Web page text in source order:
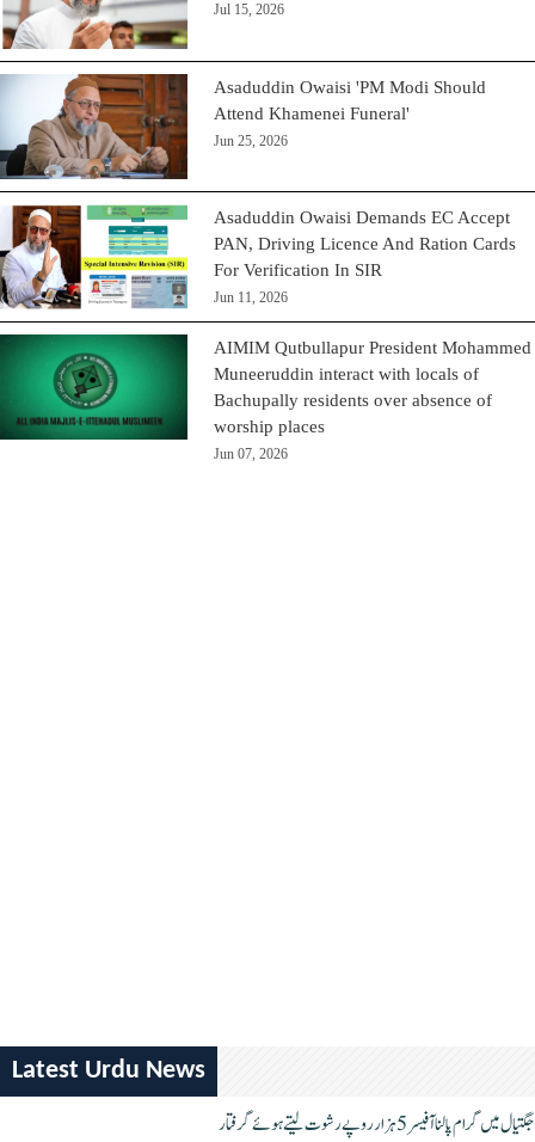
Jul 15, 2026
Asaduddin Owaisi 'PM Modi Should
Attend Khamenei Funeral'
Jun 25, 2026
Asaduddin Owaisi Demands EC Accept
PAN, Driving Licence And Ration Cards
For Verification In SIR
Jun 11, 2026
AIMIM Qutbullapur President Mohammed
Muneeruddin interact with locals of
Bachupally residents over absence of
worship places
Jun 07, 2026
Latest Urdu News
جگتیال میں گرام پالنا آفیسر 5 ہزار روپے رشوت لیتے ہوئے گرفتار